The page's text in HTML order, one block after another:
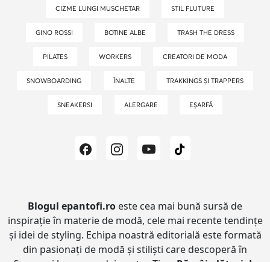
CIZME LUNGI MUSCHETAR STIL FLUTURE
GINO ROSSI BOTINE ALBE TRASH THE DRESS
PILATES WORKERS CREATORI DE MODA
SNOWBOARDING ÎNALTE TRAKKINGS ȘI TRAPPERS
SNEAKERSI ALERGARE EȘARFĂ
Blogul epantofi.ro este cea mai bună sursă de
inspirație în materie de modă, cele mai recente tendințe
și idei de styling. Echipa noastră editorială este formată
din pasionați de modă și stiliști care descoperă în